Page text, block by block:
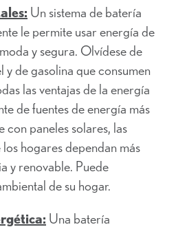
Un sistema de batería
le permite usar energía de
y segura. Olvídese de
y de gasolina que consumen
las ventajas de la energía
de fuentes de energía más
con paneles solares, las
hogares dependan más
y renovable. Puede
de su hogar.
Una batería